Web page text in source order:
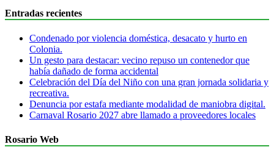
Entradas recientes
Condenado por violencia doméstica, desacato y hurto en
Colonia.
Un gesto para destacar: vecino repuso un contenedor que
había dañado de forma accidental
Celebración del Día del Niño con una gran jornada solidaria y
recreativa.
Denuncia por estafa mediante modalidad de maniobra digital.
Carnaval Rosario 2027 abre llamado a proveedores locales
Rosario Web